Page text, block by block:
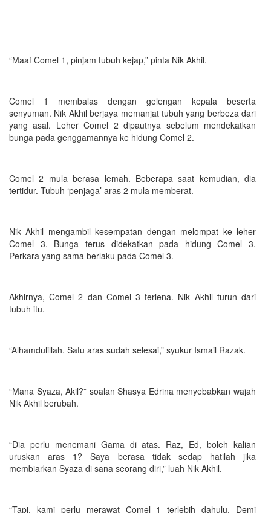
“Maaf Comel 1, pinjam tubuh kejap,” pinta Nik Akhil.
Comel 1 membalas dengan gelengan kepala beserta
senyuman. Nik Akhil berjaya memanjat tubuh yang berbeza dari
yang asal. Leher Comel 2 dipautnya sebelum mendekatkan
bunga pada genggamannya ke hidung Comel 2.
Comel 2 mula berasa lemah. Beberapa saat kemudian, dia
tertidur. Tubuh ‘penjaga’ aras 2 mula memberat.
Nik Akhil mengambil kesempatan dengan melompat ke leher
Comel 3. Bunga terus didekatkan pada hidung Comel 3.
Perkara yang sama berlaku pada Comel 3.
Akhirnya, Comel 2 dan Comel 3 terlena. Nik Akhil turun dari
tubuh itu.
“Alhamdulillah. Satu aras sudah selesai,” syukur Ismail Razak.
“Mana Syaza, Akil?” soalan Shasya Edrina menyebabkan wajah
Nik Akhil berubah.
“Dia perlu menemani Gama di atas. Raz, Ed, boleh kalian
uruskan aras 1? Saya berasa tidak sedap hatilah jika
membiarkan Syaza di sana seorang diri,” luah Nik Akhil.
“Tapi, kami perlu merawat Comel 1 terlebih dahulu. Demi